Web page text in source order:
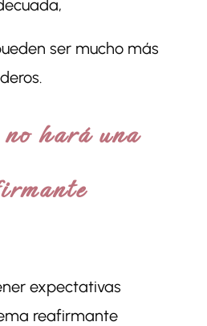
ser mucho más
hará una
expectativas
reafirmante